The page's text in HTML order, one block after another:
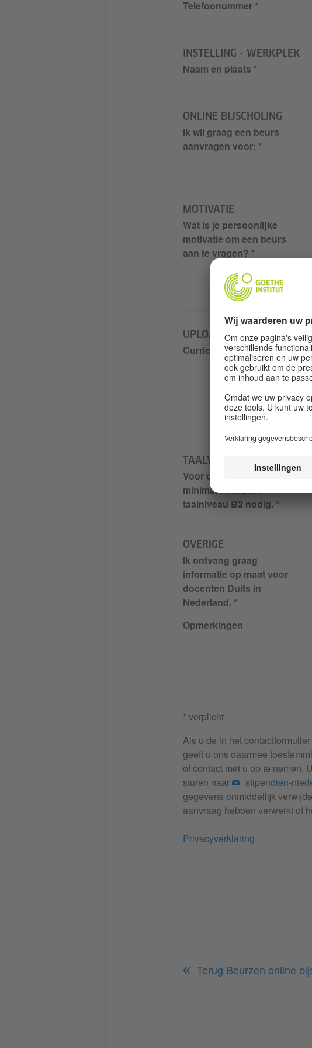
Telefoonummer
INSTELLING - WERKPLEK
Naam en plaats
ONLINE BIJSCHOLING
Ik wil graag een beurs
aanvragen voor:
MOTIVATIE
Wat is je persoonlijke
motivatie om een beurs
aan te vragen?
UPLOAD
Curriculum vitae
TAALVAARDIGHEDEN DUITS
Voor deelname heeft u
minimaal het ERK-
taalniveau B2 nodig.
OVERIGE
Ik ontvang graag
informatie op maat voor
docenten Duits in
Nederland.
Opmerkingen
* verplicht
Als u de in het
geeft u ons daarmee
of contact met u op te nemen.
sturen naar
stipendien-
gegevens onmiddellijk
aanvraag hebben verwerkt of
Privacyverklaring
Terug Beurzen online